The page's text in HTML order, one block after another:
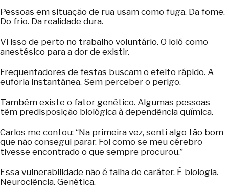
Pessoas em situação de rua usam como fuga. Da fome.
Do frio. Da realidade dura.
Vi isso de perto no trabalho voluntário. O loló como
anestésico para a dor de existir.
Frequentadores de festas buscam o efeito rápido. A
euforia instantânea. Sem perceber o perigo.
Também existe o fator genético. Algumas pessoas
têm predisposição biológica à dependência química.
Carlos me contou: “Na primeira vez, senti algo tão bom
que não consegui parar. Foi como se meu cérebro
tivesse encontrado o que sempre procurou.”
Essa vulnerabilidade não é falha de caráter. É biologia.
Neurociência. Genética.